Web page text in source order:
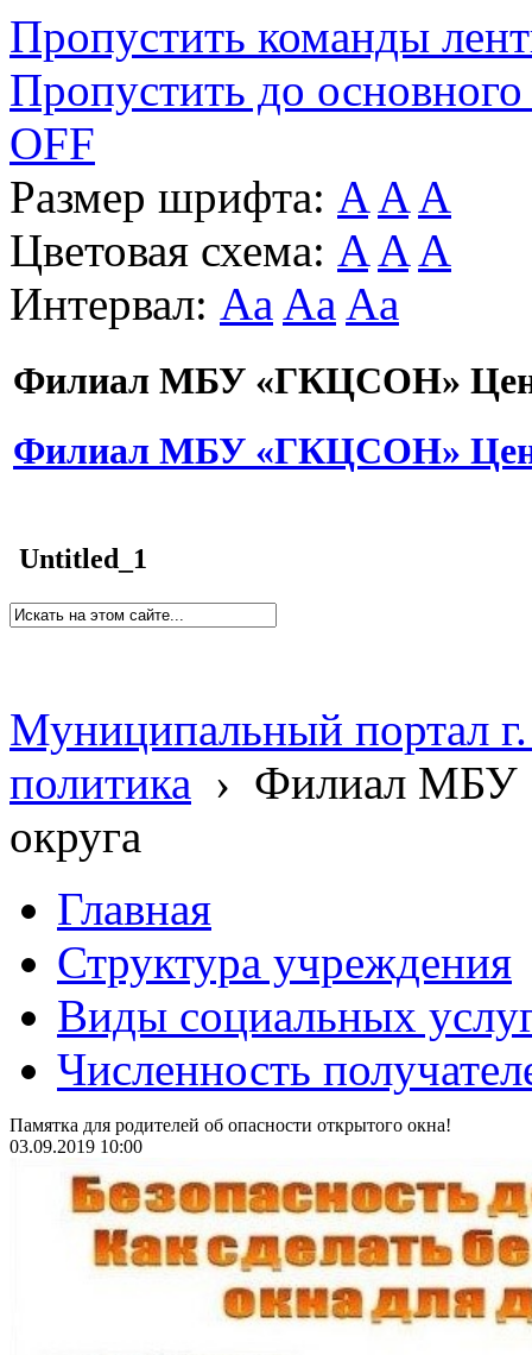
Пропустить команды
Пропустить до основного
OFF
Размер шрифта: A A A
Цветовая схема: A A A
Интервал: Aa Aa Aa
Филиал МБУ «ГКЦСОН»
Филиал МБУ «ГКЦСОН»
Untitled_1
Муниципальный портал
политика › Филиал МБУ
округа
Главная
Структура учреждения
Виды социальных
Численность
Памятка для родителей об опасности открытого окна!
03.09.2019 10:00